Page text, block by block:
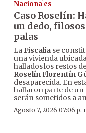
Nacionales
Caso Roselín:
un dedo,
palas
LaFiscalía se
una vivienda
hallados los restos
Roselín Florentín
desaparecida. En
hallaron parte de un
serán sometidos a
Agosto 7, 2026 07:06 p.